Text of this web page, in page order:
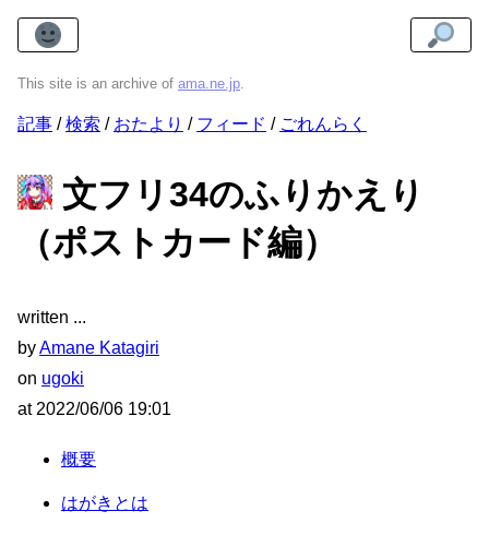
This site is an archive of ama.ne.jp.
記事 検索 おたより フィード ごれんらく
文フリ34のふりかえり
（ポストカード編）
written
byAmane Katagiri
on ugoki
at 2022/06/06 19:01
概要
はがきとは